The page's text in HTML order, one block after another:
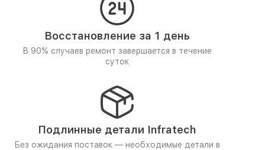
Восстановление за 1 день
В 90% случаев ремонт завершается в течение
суток
Подлинные детали Infratech
Без ожидания поставок — необходимые детали в